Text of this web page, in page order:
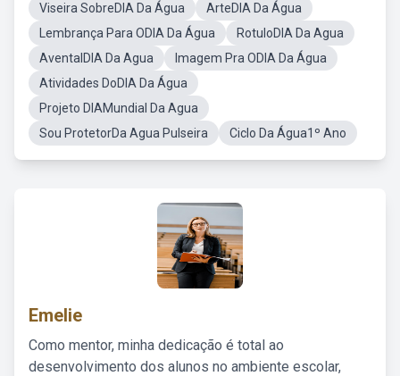
Viseira SobreDIA Da Água
ArteDIA Da Água
Lembrança Para ODIA Da Água
RotuloDIA Da Agua
AventalDIA Da Agua
Imagem Pra ODIA Da Água
Atividades DoDIA Da Água
Projeto DIAMundial Da Agua
Sou ProtetorDa Agua Pulseira
Ciclo Da Água1º Ano
Emelie
Como mentor, minha dedicação é total ao
desenvolvimento dos alunos no ambiente escolar,